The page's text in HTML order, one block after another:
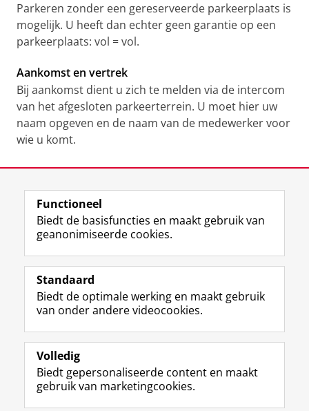
Parkeren zonder een gereserveerde parkeerplaats is
mogelijk. U heeft dan echter geen garantie op een
parkeerplaats: vol = vol.
Aankomst en vertrek
Bij aankomst dient u zich te melden via de intercom
van het afgesloten parkeerterrein. U moet hier uw
naam opgeven en de naam van de medewerker voor
wie u komt.
View this page in:English
Volg de RUG
F
a
e
b
o
p
a
L
i
k
e
I
-
p
R
S
-
f
e
R
I
n
t
r
m
Y
o
T
e
k
Studiekiezers
Alumni
Over ons
Functioneel
Biedt de basisfuncties en maakt gebruik van
geanonimiseerde cookies.
Standaard
Biedt de optimale werking en maakt gebruik
van onder andere videocookies.
Volledig
Biedt gepersonaliseerde content en maakt
gebruik van marketingcookies.